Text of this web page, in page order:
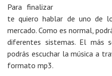
Para finalizar
te quiero hablar de uno de
mercado. Como es normal,
diferentes sistemas. El más
podrás escuchar la música a
formato mp3.